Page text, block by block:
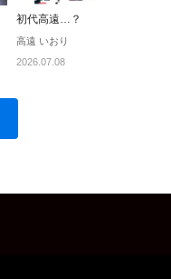
初代高遠…？
高遠 いおり
2026.07.08